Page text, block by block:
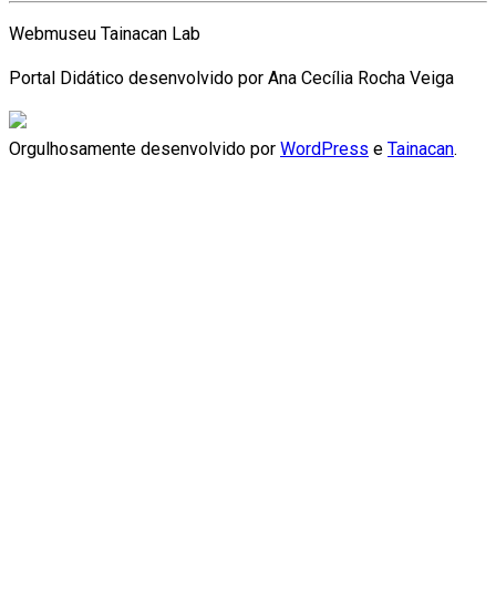
Webmuseu Tainacan Lab
Portal Didático desenvolvido por Ana Cecília Rocha Veiga
Orgulhosamente desenvolvido por WordPress e Tainacan.